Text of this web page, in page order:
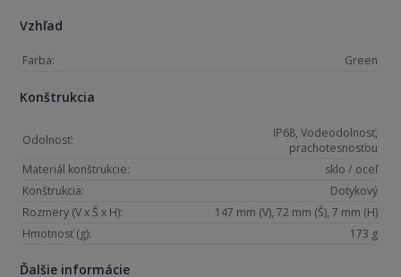
Vzhľad
Farba: Green
Konštrukcia
Odolnosť:
IP68, Vodeodolnosť,
prachotesnosťou
Materiál konštrukcie:
sklo / oceľ
Konštrukcia:
Dotykový
Rozmery (V x Š x H):
147 mm (V), 72 mm (Š), 7 mm (H)
Hmotnosť (g):
173 g
Ďalšie informácie